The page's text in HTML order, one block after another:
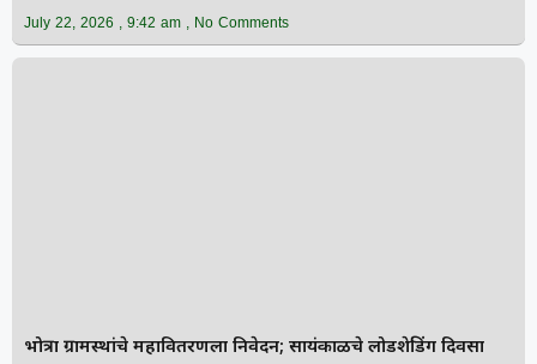
July 22, 2026 9:42 am No Comments
भोत्रा ग्रामस्थांचे महावितरणला निवेदन; सायंकाळचे लोडशेडिंग दिवसा